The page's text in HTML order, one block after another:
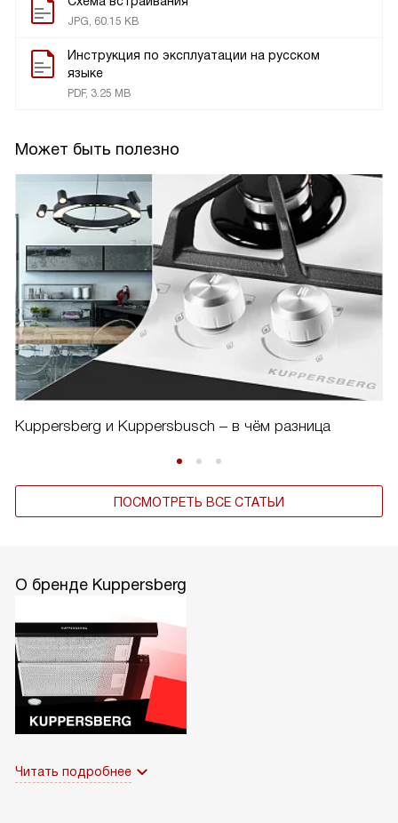
JPG, 60.15 KB
Инструкция по эксплуатации на русском
языке
PDF, 3.25 MB
Может быть полезно
Kuppersberg и Kuppersbusch – в чём разница
ПОСМОТРЕТЬ ВСЕ СТАТЬИ
О бренде Kuppersberg
Читать подробнее